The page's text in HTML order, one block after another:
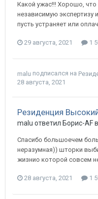
Какой ужас!!! Хорошо,
независимую экспертизу
пусть устраняет или
29 августа, 2021 1
malu подписался на
28 августа, 2021
Резиденция
malu ответил Борис-AF
Спасибо большоечем
неразумная)) шторки
жизнио которой совсем
28 августа, 2021 1